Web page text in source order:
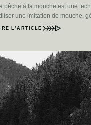
pêche à la mouche est une
une imitation de mouche,
L’ARTICLE